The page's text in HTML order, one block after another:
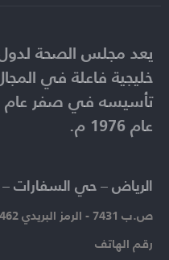
الرياض – حي السفارات
ص.ب 7431 - الرمز البريدي 11462
رقم الهاتف​
يعد مجلس الصحة
خليجية فاعلة في
عام 1976 م.